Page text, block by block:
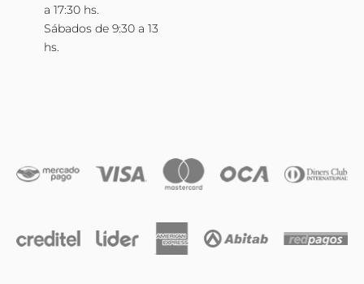
a 17:30 hs.
Sábados de 9:30 a 13
hs.